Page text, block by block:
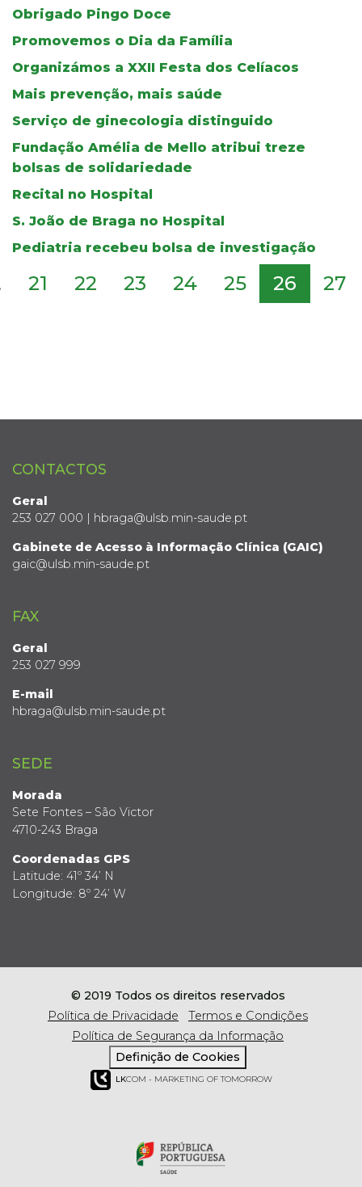
Obrigado Pingo Doce
Promovemos o Dia da Família
Organizámos a XXII Festa dos Celíacos
Mais prevenção, mais saúde
Serviço de ginecologia distinguido
Fundação Amélia de Mello atribui treze
bolsas de solidariedade
Recital no Hospital
S. João de Braga no Hospital
Pediatria recebeu bolsa de investigação
21 22 23 24 25 26 27
CONTACTOS
Geral
253 027 000 | hbraga@ulsb.min-saude.pt
Gabinete de Acesso à Informação Clínica (GAIC)
gaic@ulsb.min-saude.pt
FAX
Geral
253 027 999
E-mail
hbraga@ulsb.min-saude.pt
SEDE
Morada
Sete Fontes – São Victor
4710-243 Braga
Coordenadas GPS
Latitude: 41º 34’ N
Longitude: 8º 24’ W
© 2019 Todos os direitos reservados
Política de Privacidade
Termos e Condições
Política de Segurança da Informação
Definição de Cookies
LKCOM - MARKETING OF TOMORROW